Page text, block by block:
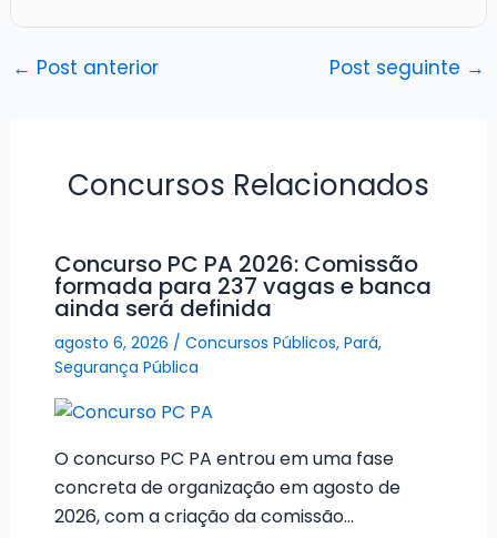
← Post anterior Post seguinte →
Concursos Relacionados
Concurso PC PA 2026: Comissão
formada para 237 vagas e banca
ainda será definida
agosto 6, 2026 / Concursos Públicos, Pará,
Segurança Pública
O concurso PC PA entrou em uma fase
concreta de organização em agosto de
2026, com a criação da comissão…